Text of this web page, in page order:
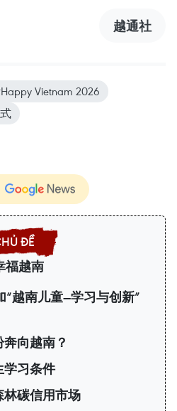
越通社
Vietnam 2026
福越南
“越南儿童—学习与创新”
向越南？
学习条件
林碳信用市场